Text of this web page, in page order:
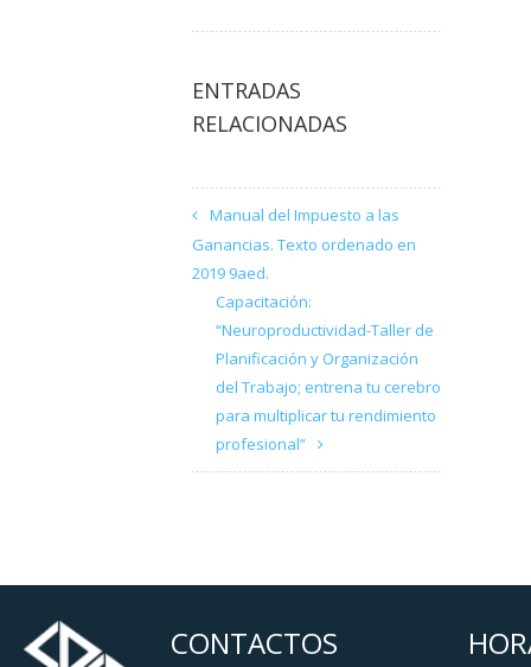
ENTRADAS
RELACIONADAS
Manual del Impuesto a las
Ganancias. Texto ordenado en
2019 9aed.
Capacitación:
“Neuroproductividad-Taller de
Planificación y Organización
del Trabajo; entrena tu cerebro
para multiplicar tu rendimiento
profesional”
CONTACTOS